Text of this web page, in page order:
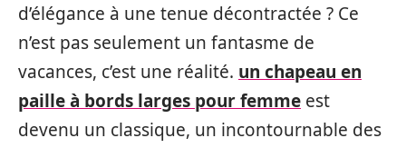
d’élégance à une tenue décontractée ? Ce
n’est pas seulement un fantasme de
vacances, c’est une réalité. un chapeau en
paille à bords larges pour femme est
devenu un classique, un incontournable des